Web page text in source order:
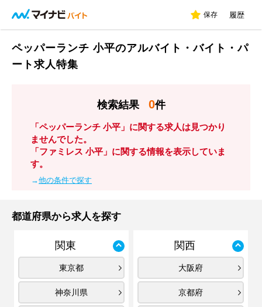
保存 履歴
ペッパーランチ 小平のアルバイト・バイト・パ
ート求人特集
検索結果 0件
「ペッパーランチ 小平」に関する求人は見つかり
ませんでした。
「ファミレス 小平」に関する情報を表示していま
す。
→他の条件で探す
都道府県から求人を探す
関東
東京都
神奈川県
関西
大阪府
京都府